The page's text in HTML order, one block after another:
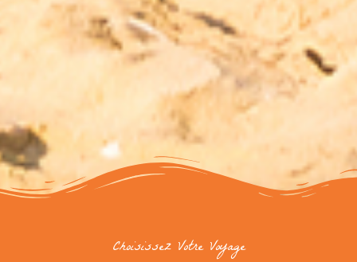
Choisissez Votre Voyage